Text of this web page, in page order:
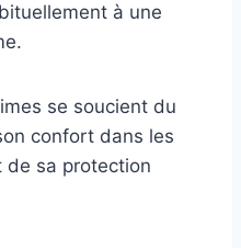
à une
se soucient du
confort dans les
de sa protection